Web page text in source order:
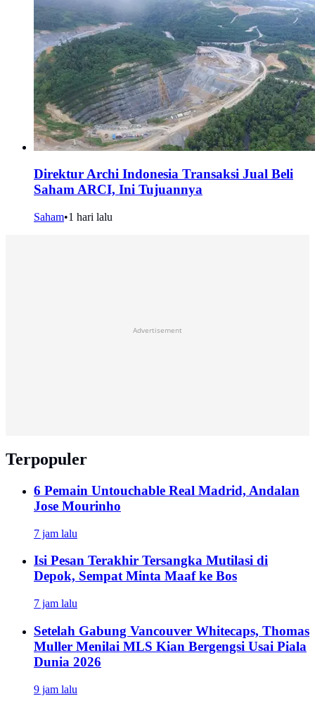
Direktur Archi Indonesia Transaksi Jual Beli
Saham ARCI, Ini Tujuannya
Saham•1 hari lalu
Advertisement
Terpopuler
6 Pemain Untouchable Real Madrid, Andalan
Jose Mourinho
7 jam lalu
Isi Pesan Terakhir Tersangka Mutilasi di
Depok, Sempat Minta Maaf ke Bos
7 jam lalu
Setelah Gabung Vancouver Whitecaps, Thomas
Muller Menilai MLS Kian Bergengsi Usai Piala
Dunia 2026
9 jam lalu